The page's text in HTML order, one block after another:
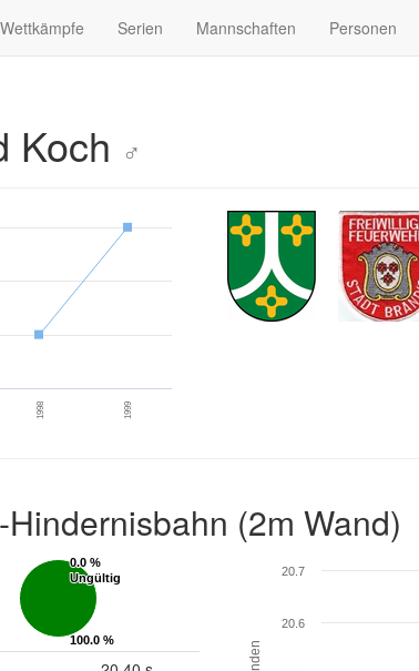
Wettkämpfe Serien Mannschaften Personen
Koch ♂
1998 1999
Hindernisbahn (2m Wand)
0.0 %
Ungültig
0.0 %
Ungültig
100.0 %
Gültig
100.0 %
Gültig
20.6
20.7